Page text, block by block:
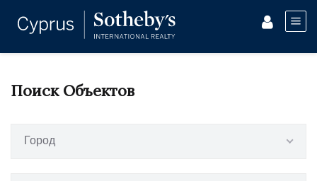
Поиск Объектов
Город